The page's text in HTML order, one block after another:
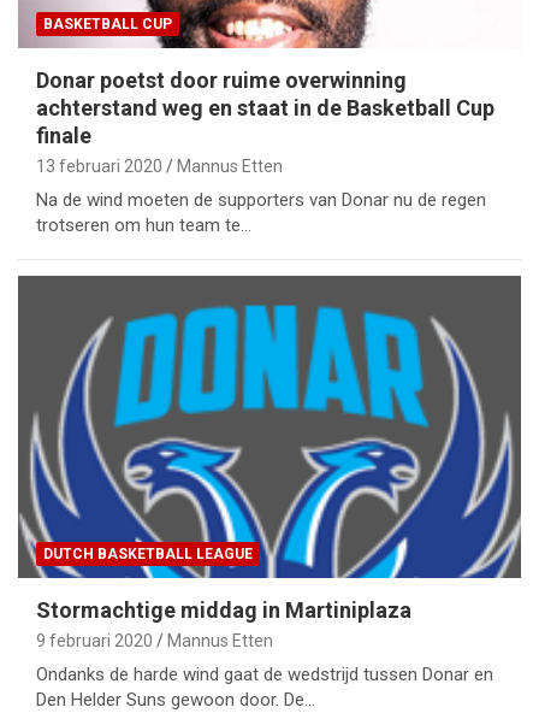
BASKETBALL CUP
Donar poetst door ruime overwinning
achterstand weg en staat in de Basketball Cup
finale
13 februari 2020 Mannus Etten
Na de wind moeten de supporters van Donar nu de regen
trotseren om hun team te…
DUTCH BASKETBALL LEAGUE
Stormachtige middag in Martiniplaza
9 februari 2020 Mannus Etten
Ondanks de harde wind gaat de wedstrijd tussen Donar en
Den Helder Suns gewoon door. De…